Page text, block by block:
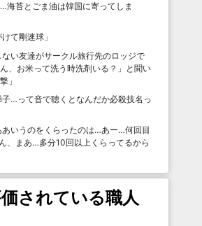
海苔とごま油は韓国に寄ってしま
て剛速球 」
い友達がサークル旅行先のロッジで
ん、お米って洗う時洗剤いる？」と聞い
」
子…って音で聴くとなんだか必殺技名っ
あいうのをくらったのは…あー…何回目
まあ…多分10回以上くらってるから
されている職人